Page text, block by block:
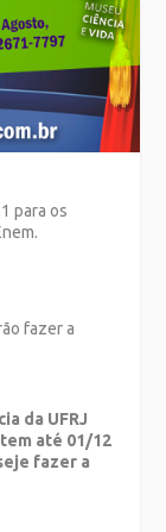
para os
fazer a
da UFRJ
até 01/12
fazer a